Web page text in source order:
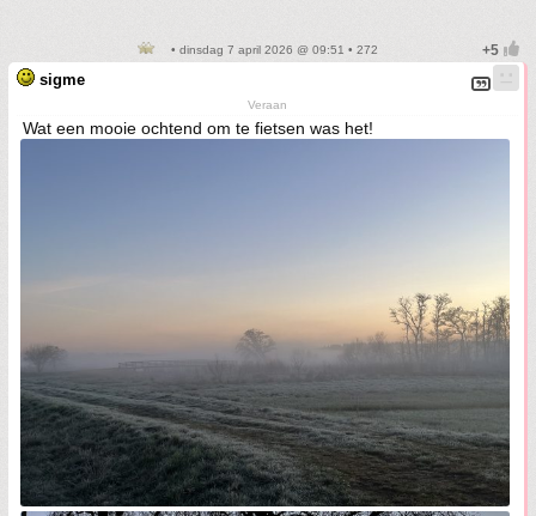
• dinsdag 7 april 2026 @ 09:51 • 272
sigme
Veraan
Wat een mooie ochtend om te fietsen was het!